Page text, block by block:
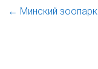
← Минский зоопарк